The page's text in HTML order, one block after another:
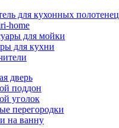
для кухонных полотенец
home
для мойки
для кухни
дверь
поддон
уголок
перегородки
на ванну